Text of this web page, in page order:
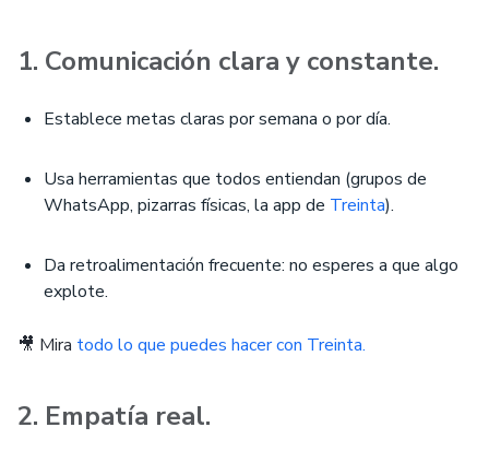
1. Comunicación clara y constante.
Establece metas claras por semana o por día.
Usa herramientas que todos entiendan (grupos de
WhatsApp, pizarras físicas, la app de Treinta).
Da retroalimentación frecuente: no esperes a que algo
explote.
🎥 Mira todo lo que puedes hacer con Treinta.
2. Empatía real.